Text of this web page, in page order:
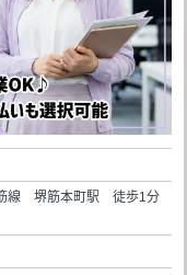
線 堺筋本町駅 徒歩1分